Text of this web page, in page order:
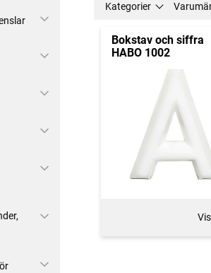
Kategorier
Bokstav och siffra
HABO 1002